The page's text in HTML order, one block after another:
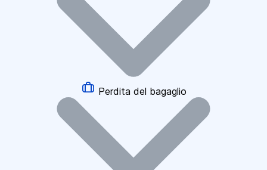
Perdita del bagaglio